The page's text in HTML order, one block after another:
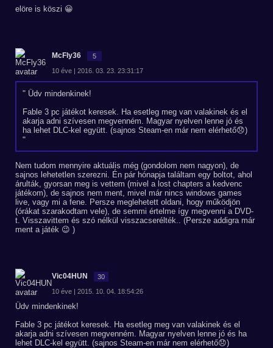
elöre is köszi 😀
McFly36 5
10 éve | 2016. 03. 23. 23:31:17
Üdv mindenkinek!
Fable 3 pc játékot keresek. Ha esetleg meg van valakinek és el
akarja adni szívesen megvenném. Magyar nyelven lenne jó és
ha lehet DLC-kel együtt. (sajnos Steam-en már nem elérhető😞)
Nem tudom mennyire aktuális még (gondolom nem nagyon), de
sajnos lehetetlen szerezni. Én pár hónapja találtam egy boltot, ahol
árulták, gyorsan meg is vettem (mivel a lost chapters a kedvenc
játékom), de sajnos nem ment, mivel már nincs windows games
live, vagy mi a fene. Persze meglehetett oldani, hogy működjön
(órákat szarakodtam vele), de semmi értelme így megvenni a DVD-
t. Visszavittem és szó nélkül visszacserélték.. (Persze addigra már
ment a játék 😉 )
Vic04HUN 30
10 éve | 2015. 10. 04. 18:54:26
Üdv mindenkinek!
Fable 3 pc játékot keresek. Ha esetleg meg van valakinek és el
akarja adni szívesen megvenném. Magyar nyelven lenne jó és ha
lehet DLC-kel együtt. (sajnos Steam-en már nem elérhető😞)